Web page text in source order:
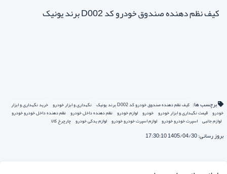
کیف نظم دهنده صندوق خودرو کد D002 برند یونیک
برچسب ها: کیف نظم دهنده صندوق خودرو کد D002 برند یونیک نگهداری و ابزار خودرو خرید نگهداری و ابزار
خودرو قیمت نگهداری و ابزار خودرو خودرو لوازم خودرو نظم دهنده داخل خودرو نظم دهنده داخل خودرو خودرو
لوازم جانبی اسپرت خودرو خودرو لوازم اسپرت خودرو خودرو لوازم یدکی خودرو چارچرخ کالا
بروز رسانی: 1405/04/30 17:30:10